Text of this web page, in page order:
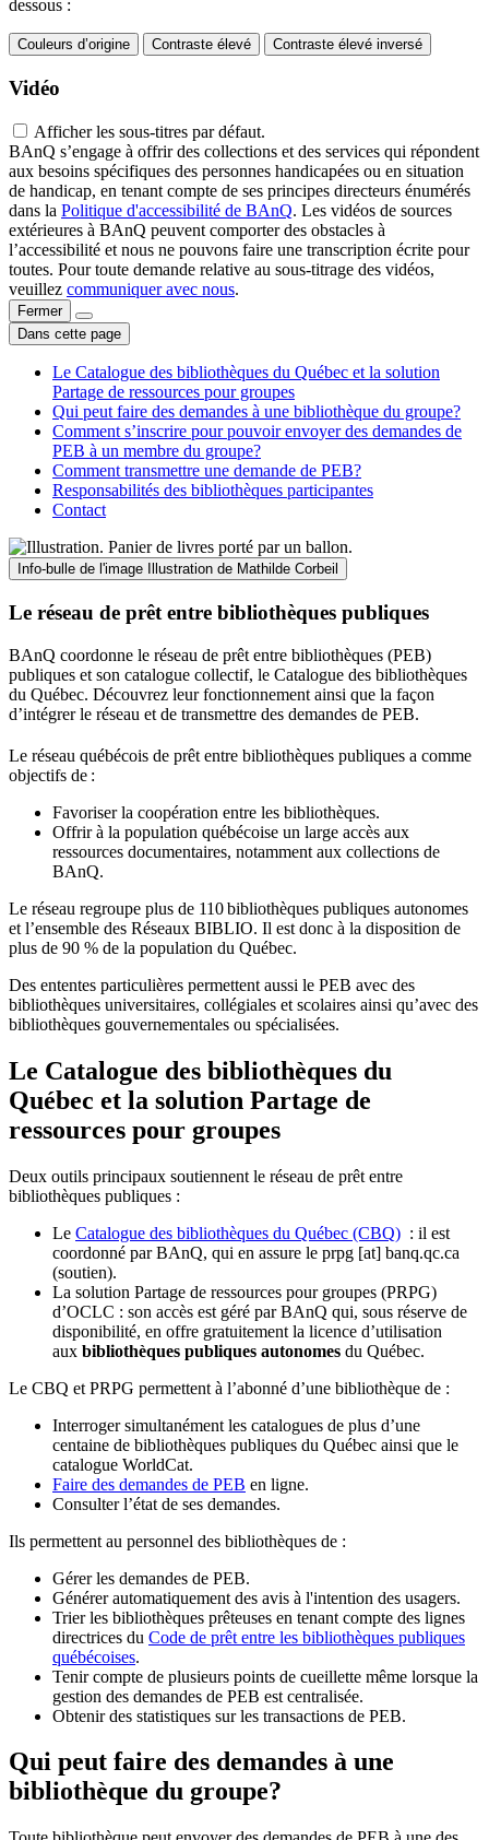
dessous :
Couleurs d’origine Contraste élevé Contraste élevé inversé
Vidéo
Afficher les sous-titres par défaut.
BAnQ s’engage à offrir des collections et des services qui répondent
aux besoins spécifiques des personnes handicapées ou en situation
de handicap, en tenant compte de ses principes directeurs énumérés
dans la Politique d'accessibilité de BAnQ. Les vidéos de sources
extérieures à BAnQ peuvent comporter des obstacles à
l’accessibilité et nous ne pouvons faire une transcription écrite pour
toutes. Pour toute demande relative au sous-titrage des vidéos,
veuillez communiquer avec nous.
Fermer
Dans cette page
Le Catalogue des bibliothèques du Québec et la solution
Partage de ressources pour groupes
Qui peut faire des demandes à une bibliothèque du groupe?
Comment s’inscrire pour pouvoir envoyer des demandes de
PEB à un membre du groupe?
Comment transmettre une demande de PEB?
Responsabilités des bibliothèques participantes
Contact
Info-bulle de l'image Illustration de Mathilde Corbeil
Le réseau de prêt entre bibliothèques publiques
BAnQ coordonne le réseau de prêt entre bibliothèques (PEB)
publiques et son catalogue collectif, le Catalogue des bibliothèques
du Québec. Découvrez leur fonctionnement ainsi que la façon
d’intégrer le réseau et de transmettre des demandes de PEB.
Le réseau québécois de prêt entre bibliothèques publiques a comme
objectifs de :
Favoriser la coopération entre les bibliothèques.
Offrir à la population québécoise un large accès aux
ressources documentaires, notamment aux collections de
BAnQ.
Le réseau regroupe plus de 110bibliothèques publiques autonomes
et l’ensemble des Réseaux BIBLIO. Il est donc à la disposition de
plus de 90 % de la population du Québec.
Des ententes particulières permettent aussi le PEB avec des
bibliothèques universitaires, collégiales et scolaires ainsi qu’avec des
bibliothèques gouvernementales ou spécialisées.
Le Catalogue des bibliothèques du
Québec et la solution Partage de
ressources pour groupes
Deux outils principaux soutiennent le réseau de prêt entre
bibliothèques publiques :
Le Catalogue des bibliothèques du Québec (CBQ) : il est
coordonné par BAnQ, qui en assure le prpg [at] banq.qc.ca
(soutien).
La solution Partage de ressources pour groupes (PRPG)
d’OCLC : son accès est géré par BAnQ qui, sous réserve de
disponibilité, en offre gratuitement la licence d’utilisation
aux bibliothèques publiques autonomes du Québec.
Le CBQ et PRPG permettent à l’abonné d’une bibliothèque de :
Interroger simultanément les catalogues de plus d’une
centaine de bibliothèques publiques du Québec ainsi que le
catalogue WorldCat.
Faire des demandes de PEB en ligne.
Consulter l’état de ses demandes.
Ils permettent au personnel des bibliothèques de :
Gérer les demandes de PEB.
Générer automatiquement des avis à l'intention des usagers.
Trier les bibliothèques prêteuses en tenant compte des lignes
directrices du Code de prêt entre les bibliothèques publiques
québécoises.
Tenir compte de plusieurs points de cueillette même lorsque la
gestion des demandes de PEB est centralisée.
Obtenir des statistiques sur les transactions de PEB.
Qui peut faire des demandes à une
bibliothèque du groupe?